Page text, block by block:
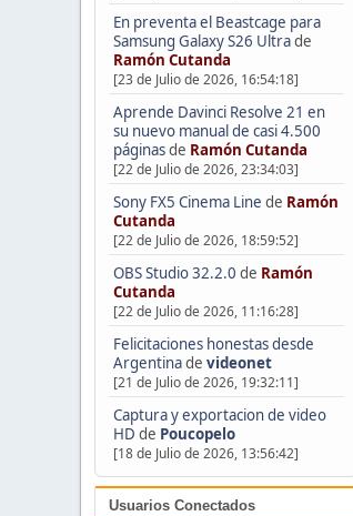
En preventa el Beastcage para
Samsung Galaxy S26 Ultrade
Ramón Cutanda
[23 de Julio de 2026, 16:54:18]
Aprende Davinci Resolve 21 en
su nuevo manual de casi 4.500
páginasde Ramón Cutanda
[22 de Julio de 2026, 23:34:03]
Sony FX5 Cinema Line de Ramón
Cutanda
[22 de Julio de 2026, 18:59:52]
OBS Studio 32.2.0 de Ramón
Cutanda
[22 de Julio de 2026, 11:16:28]
Felicitaciones honestas desde
Argentinade videonet
[21 de Julio de 2026, 19:32:11]
Captura y exportacion de video
HD de Poucopelo
[18 de Julio de 2026, 13:56:42]
Usuarios Conectados